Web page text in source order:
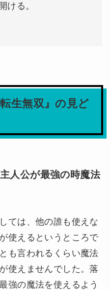
ける。
生無双』の見ど
人公が最強の時魔法
ては、他の誰も使えな
使えるというところで
も言われるくらい魔法
使えませんでした。落
強の魔法を使えるよう